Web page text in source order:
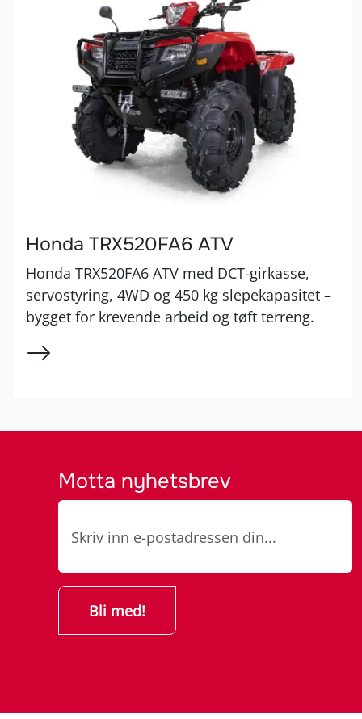
Honda TRX520FA6 ATV
Honda TRX520FA6 ATV med DCT-girkasse,
servostyring, 4WD og 450 kg slepekapasitet –
bygget for krevende arbeid og tøft terreng.
Motta nyhetsbrev